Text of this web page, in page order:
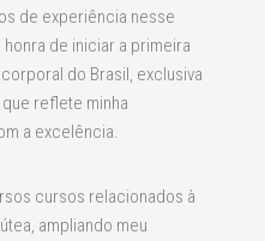
de experiência nesse
de iniciar a primeira
do Brasil, exclusiva
reflete minha
a excelência.
cursos relacionados à
ampliando meu